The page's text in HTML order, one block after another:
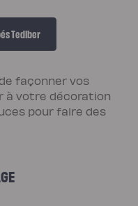
Tediber
façonner vos
à votre décoration
pour faire des